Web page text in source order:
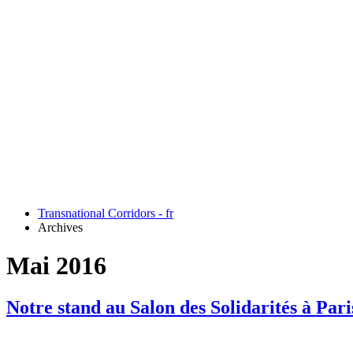
Transnational Corridors - fr
Archives
Mai 2016
Notre stand au Salon des Solidarités à